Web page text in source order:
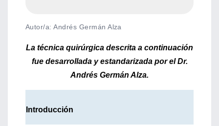
Autor/a: Andrés Germán Alza
La técnica quirúrgica descrita a continuación
fue desarrollada y estandarizada por el Dr.
Andrés Germán Alza.
Introducción